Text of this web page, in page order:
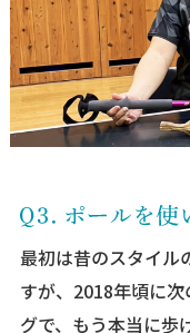
最初は昔のスタイル
すが、2018年頃に
グで、もう本当に歩